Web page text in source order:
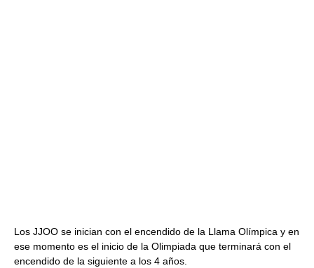
Los JJOO se inician con el encendido de la Llama Olímpica y en
ese momento es el inicio de la Olimpiada que terminará con el
encendido de la siguiente a los 4 años.